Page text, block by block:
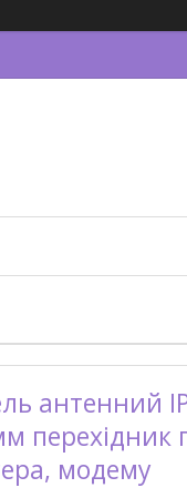
антенний
перехідник
модему